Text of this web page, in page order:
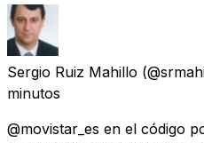
Sergio Ruiz Mahillo
minutos
@movistar_es en el código